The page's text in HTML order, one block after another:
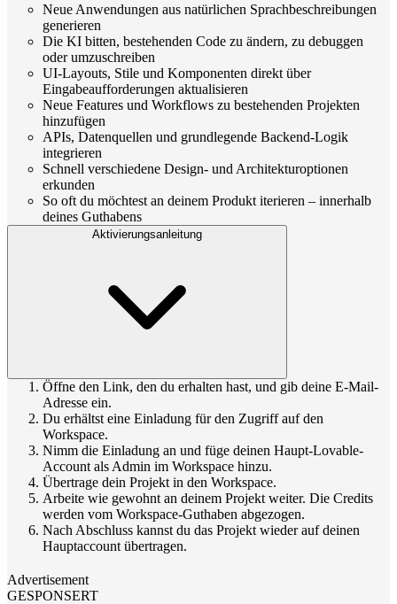
Neue Anwendungen aus natürlichen Sprachbeschreibungen
generieren
Die KI bitten, bestehenden Code zu ändern, zu debuggen
oder umzuschreiben
UI-Layouts, Stile und Komponenten direkt über
Eingabeaufforderungen aktualisieren
Neue Features und Workflows zu bestehenden Projekten
hinzufügen
APIs, Datenquellen und grundlegende Backend-Logik
integrieren
Schnell verschiedene Design- und Architekturoptionen
erkunden
So oft du möchtest an deinem Produkt iterieren – innerhalb
deines Guthabens
Aktivierungsanleitung
Öffne den Link, den du erhalten hast, und gib deine E-Mail-
Adresse ein.
Du erhältst eine Einladung für den Zugriff auf den
Workspace.
Nimm die Einladung an und füge deinen Haupt-Lovable-
Account als Admin im Workspace hinzu.
Übertrage dein Projekt in den Workspace.
Arbeite wie gewohnt an deinem Projekt weiter. Die Credits
werden vom Workspace-Guthaben abgezogen.
Nach Abschluss kannst du das Projekt wieder auf deinen
Hauptaccount übertragen.
Advertisement
GESPONSERT